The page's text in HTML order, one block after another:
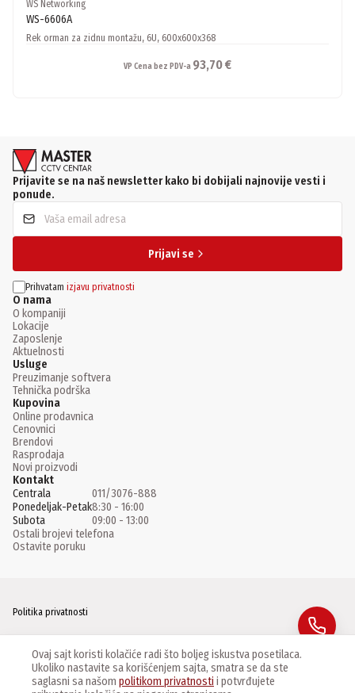
WS Networking
WS-6606A
Rek orman za zidnu montažu, 6U, 600x600x368
VP Cena bez PDV-a 93,70 €
Prijavite se na naš newsletter kako bi dobijali najnovije vesti i
ponude.
Prijavi se
Prihvatam izjavu privatnosti
O nama
O kompaniji
Lokacije
Zaposlenje
Aktuelnosti
Usluge
Preuzimanje softvera
Tehnička podrška
Kupovina
Online prodavnica
Cenovnici
Brendovi
Rasprodaja
Novi proizvodi
Kontakt
Centrala
011/3076-888
Ponedeljak-Petak8:30 - 16:00
Subota
09:00 - 13:00
Ostali brojevi telefona
Ostavite poruku
Politika privatnosti
Instagram
Ovaj sajt koristi kolačiće radi što boljeg iskustva posetilaca.
Ukoliko nastavite sa korišćenjem sajta, smatra se da ste
saglasni sa našom politikom privatnosti i potvrđujete